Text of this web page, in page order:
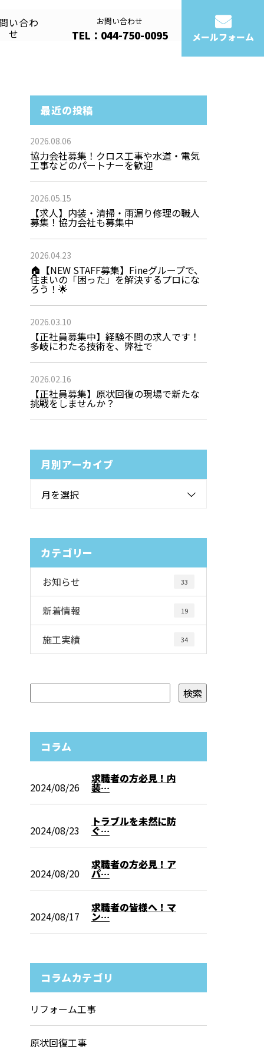
い合わ
せ
お問い合わせ
TEL：044-750-0095 メールフォーム
最近の投稿
2026.08.06
協力会社募集！クロス工事や水道・電気
工事などのパートナーを歓迎
2026.05.15
【求人】内装・清掃・雨漏り修理の職人
募集！協力会社も募集中
2026.04.23
🏠【NEW STAFF募集】Fineグループで、
住まいの「困った」を解決するプロにな
ろう！🌟
2026.03.10
【正社員募集中】経験不問の求人です！
多岐にわたる技術を、弊社で
2026.02.16
【正社員募集】原状回復の現場で新たな
挑戦をしませんか？
月別アーカイブ
月を選択
カテゴリー
お知らせ 33
新着情報 19
施工実績 34
コラム
2024/08/26
求職者の方必見！内
装…
2024/08/23
トラブルを未然に防
ぐ…
2024/08/20
求職者の方必見！ア
パ…
2024/08/17
求職者の皆様へ！マ
ン…
コラムカテゴリ
リフォーム工事
原状回復工事